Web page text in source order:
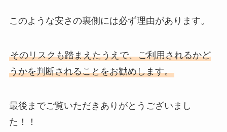
このような安さの裏側には必ず理由があります。
そのリスクも踏まえたうえで、ご利用されるかど
うかを判断されることをお勧めします。
最後までご覧いただきありがとうございまし
た！！